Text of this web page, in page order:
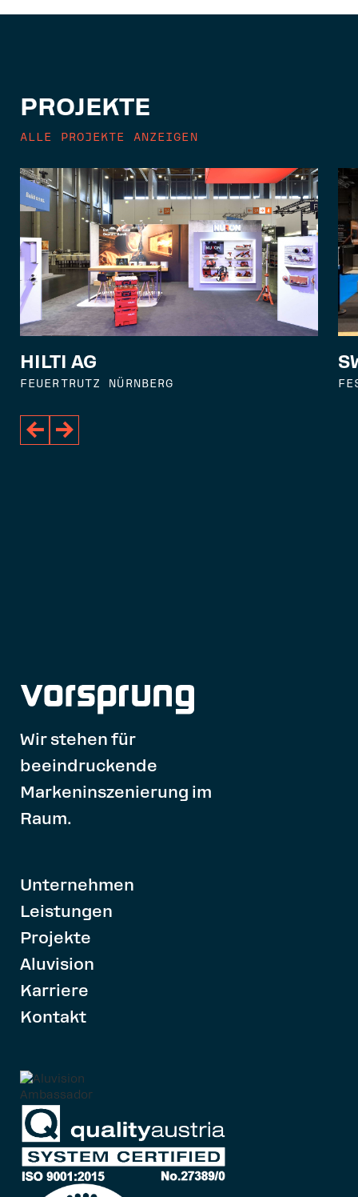
PROJEKTE
ALLE PROJEKTE ANZEIGEN
HILTI AG
FEUERTRUTZ NÜRNBERG
 
Wir stehen für
beeindruckende
Markeninszenierung im
Raum.
Unternehmen
Leistungen
Projekte
Aluvision
Karriere
Kontakt